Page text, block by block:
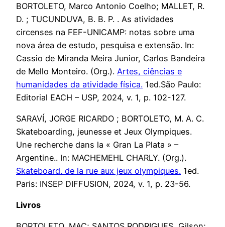
BORTOLETO, Marco Antonio Coelho; MALLET, R.
D. ; TUCUNDUVA, B. B. P. . As atividades
circenses na FEF-UNICAMP: notas sobre uma
nova área de estudo, pesquisa e extensão. In:
Cassio de Miranda Meira Junior, Carlos Bandeira
de Mello Monteiro. (Org.). Artes, ciências e
humanidades da atividade física. 1ed.São Paulo:
Editorial EACH – USP, 2024, v. 1, p. 102-127.
SARAVÍ, JORGE RICARDO ; BORTOLETO, M. A. C.
Skateboarding, jeunesse et Jeux Olympiques.
Une recherche dans la « Gran La Plata » –
Argentine.. In: MACHEMEHL CHARLY. (Org.).
Skateboard. de la rue aux jeux olympiques. 1ed.
Paris: INSEP DIFFUSION, 2024, v. 1, p. 23-56.
Livros